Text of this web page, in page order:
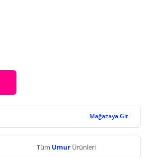
Mağazaya Git
Tüm Umur Ürünleri